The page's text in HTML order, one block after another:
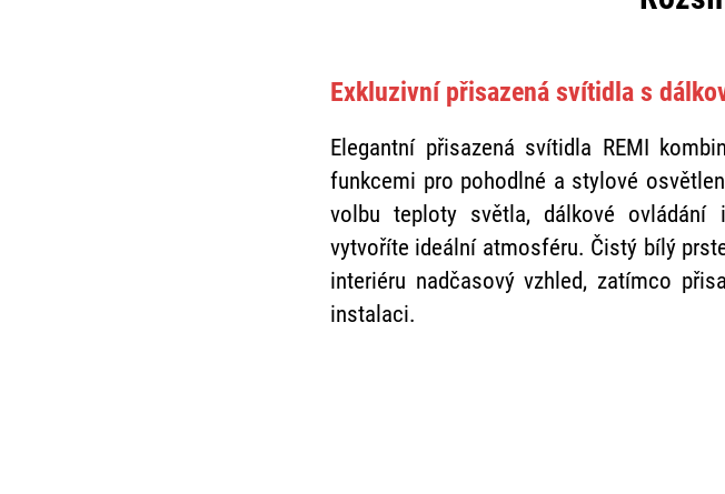
Exkluzivní přisazená svítidla s
Elegantní přisazená svítidla REMI
funkcemi pro pohodlné a stylové
volbu teploty světla, dálkové ovládání
vytvoříte ideální atmosféru. Čistý bílý
interiéru nadčasový vzhled, zatímco
instalaci.